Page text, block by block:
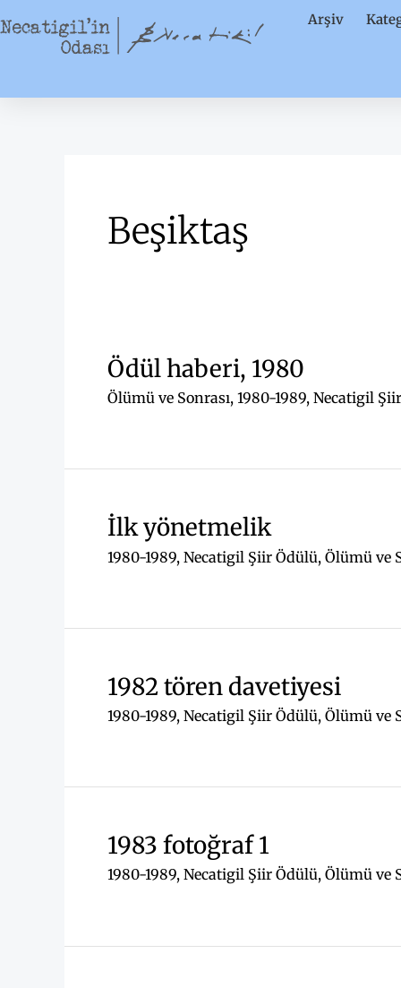
atla
Arşiv
Beşiktaş
Ödül haberi, 1980
Ölümü ve Sonrası, 1980-1989, Necatigil
İlk yönetmelik
1980-1989, Necatigil Şiir Ödülü, Ölümü ve
1982 tören davetiyesi
1980-1989, Necatigil Şiir Ödülü, Ölümü ve
1983 fotoğraf 1
1980-1989, Necatigil Şiir Ödülü, Ölümü ve